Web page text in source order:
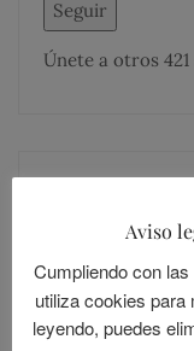
Seguir
Únete a otros
MÁSAviso
Cumpliendo con
utiliza cookies para
leyendo, puedes